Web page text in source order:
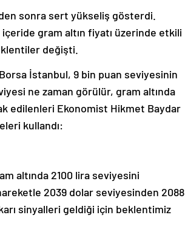
sonra sert yükseliş gösterdi.
gram altın fiyatı üzerinde etkili
değişti.
İstanbul, 9 bin puan seviyesinin
ne zaman görülür, gram altında
edilenleri Ekonomist Hikmet Baydar
kullandı:
altında 2100 lira seviyesini
2039 dolar seviyesinden 2088
sinyalleri geldiği için beklentimiz